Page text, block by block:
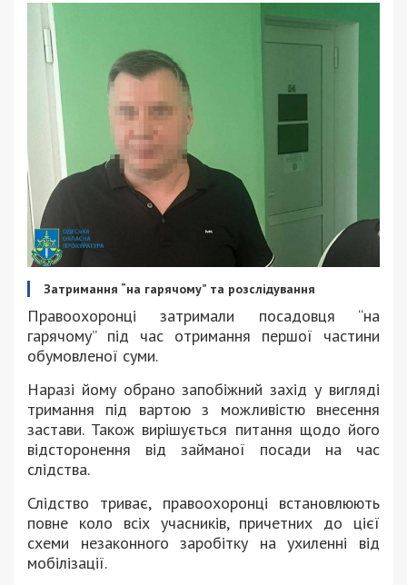
Затримання “на гарячому” та розслідування
Правоохоронці затримали посадовця “на
гарячому” під час отримання першої частини
обумовленої суми.
Наразі йому обрано запобіжний захід у вигляді
тримання під вартою з можливістю внесення
застави. Також вирішується питання щодо його
відсторонення від займаної посади на час
слідства.
Слідство триває, правоохоронці встановлюють
повне коло всіх учасників, причетних до цієї
схеми незаконного заробітку на ухиленні від
мобілізації.